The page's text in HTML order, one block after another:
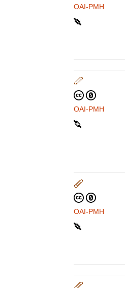
OAI-PMH
OAI-PMH
OAI-PMH